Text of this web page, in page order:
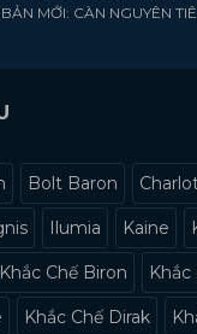
BẢN MỚI: CÀN NGUYÊN
Bolt Baron
Ilumia Kaine
Khắc Chế Biron
Khắc Chế Dirak